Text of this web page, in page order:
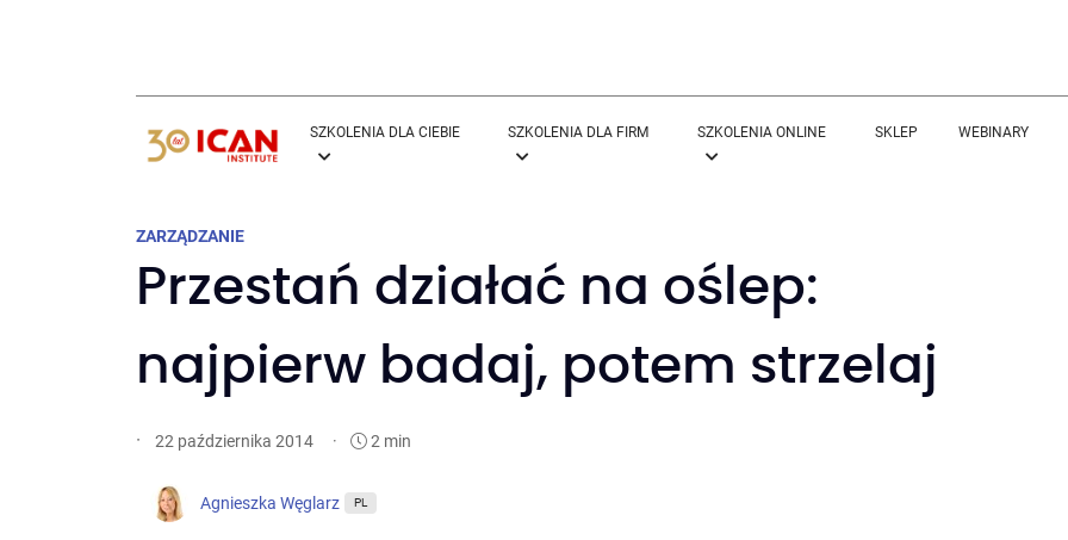
SZKOLENIA DLA CIEBIE SZKOLENIA DLA FIRM SZKOLENIA ONLINE SKLEP WEBINARY
ZARZĄDZANIE
Przestań działać na oślep:
najpierw badaj, potem strzelaj
· 22 października 2014 · 2 min
Agnieszka Węglarz PL